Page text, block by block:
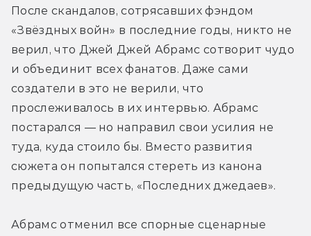
После скандалов, сотрясавших фэндом
«Звёздных войн» в последние годы, никто не
верил, что Джей Джей Абрамс сотворит чудо
и объединит всех фанатов. Даже сами
создатели в это не верили, что
прослеживалось в их интервью. Абрамс
постарался — но направил свои усилия не
туда, куда стоило бы. Вместо развития
сюжета он попытался стереть из канона
предыдущую часть, «Последних джедаев».
Абрамс отменил все спорные сценарные